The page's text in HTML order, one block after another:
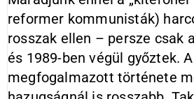
reformer kommunisták)
rosszak ellen – persze csak
és 1989-ben végül győztek.
megfogalmazott története